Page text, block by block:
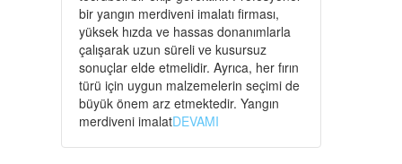
bir yangın merdiveni imalatı firması,
yüksek hızda ve hassas donanımlarla
çalışarak uzun süreli ve kusursuz
sonuçlar elde etmelidir. Ayrıca, her fırın
türü için uygun malzemelerin seçimi de
büyük önem arz etmektedir. Yangın
merdiveni imalatDEVAMI